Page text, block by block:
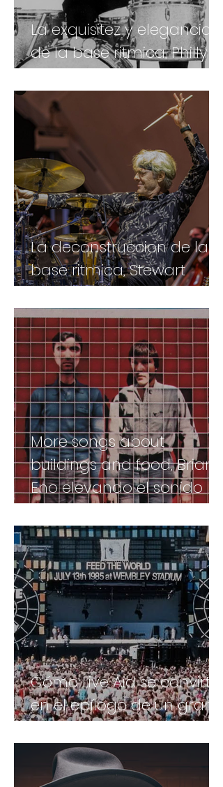
La exquisitez y elegancia
de la base ritmica, Philly
Joe Jones
La deconstruccion de la
base ritmica, Stewart
Copeland
More songs about
buildings and food, Brian
Eno elevando el sonido
del punk alternativo
llamado Talking Heads..
Cómo Live Aid se convirtió
en el epílogo de un gran
momento de la música